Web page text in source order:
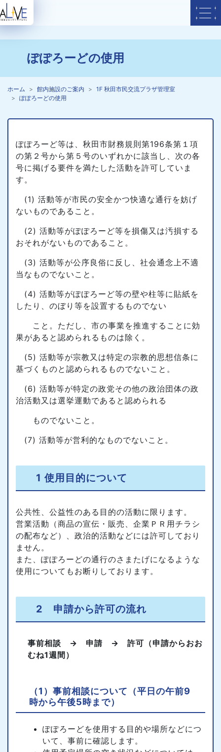
ぽぽろーどの使用
ホーム 館内施設のご案内
1F 秋田市民交流プラザ管理室
ぽぽろーどの使用
ぽぽろーど等は、秋田市財務規則第196条第１項
の第２号から第５号のいずれかに該当し、次の各
号に掲げる要件を満たした活動を許可していま
す。
(1) 活動等が市民の安全かつ快適な通行を妨げ
ないものであること。
(2) 活動等がぽぽろーど等を損傷又は汚損する
おそれがないものであること。
(3) 活動等が公序良俗に反し、社会通念上不適
当なものでないこと。
(4) 活動等がぽぽろーど等の壁や柱等に貼紙を
したり、のぼり等を設置するものでない
こと。ただし、市の事業を推進することに効
果があると認められるものは除く。
(5) 活動等が宗教又は特定の宗教的思想信条に
基づくものと認められるものでないこと。
(6) 活動等が特定の政党その他の政治団体の政
治活動又は選挙運動であると認められる
ものでないこと。
(7) 活動等が営利的なものでないこと。
1 使用目的について
公共性、公益性のある目的の活動に限ります。
営業活動（商品の宣伝・販売、企業ＰＲ用チラシ
の配布など）、政治的活動などには許可しており
ません。
また、ぽぽろーどの通行のさまたげになるような
使用についてもお断りしております。
2 申請から許可の流れ
事前相談 → 申請 → 許可（申請からおお
むね1週間）
（1）事前相談について（平日の午前9
時から午後5時まで）
ぽぽろーどを使用する目的や場所などにつ
いて、事前に確認します。